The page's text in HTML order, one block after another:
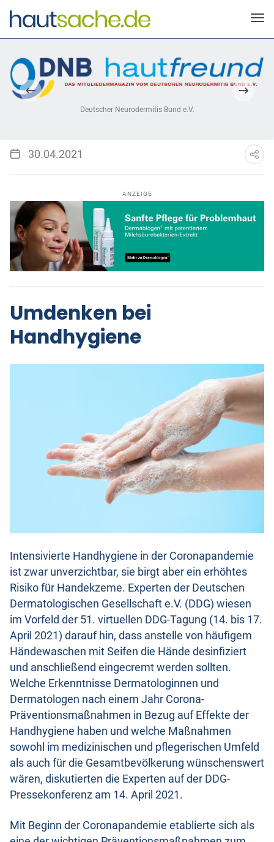
Deutscher Neurodermitis Bund e.V.
30.04.2021
ANZEIGE
Umdenken bei
Handhygiene
Intensivierte Handhygiene in der Coronapandemie
ist zwar unverzichtbar, sie birgt aber ein erhöhtes
Risiko für Handekzeme. Experten der Deutschen
Dermatologischen Gesellschaft e.V. (DDG) wiesen
im Vorfeld der 51. virtuellen DDG-Tagung (14. bis 17.
April 2021) darauf hin, dass anstelle von häufigem
Händewaschen mit Seifen die Hände desinfiziert
und anschließend eingecremt werden sollten.
Welche Erkenntnisse Dermatologinnen und
Dermatologen nach einem Jahr Corona-
Präventionsmaßnahmen in Bezug auf Effekte der
Handhygiene haben und welche Maßnahmen
sowohl im medizinischen und pflegerischen Umfeld
als auch für die Gesamtbevölkerung wünschenswert
wären, diskutierten die Experten auf der DDG-
Pressekonferenz am 14. April 2021.
Mit Beginn der Coronapandemie etablierte sich als